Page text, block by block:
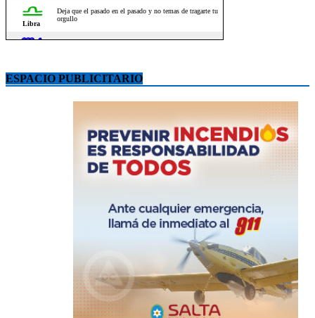
ESPACIO PUBLICITARIO